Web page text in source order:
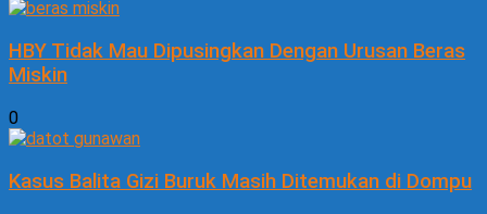
HBY Tidak Mau Dipusingkan Dengan Urusan Beras
Miskin
0
Kasus Balita Gizi Buruk Masih Ditemukan di Dompu